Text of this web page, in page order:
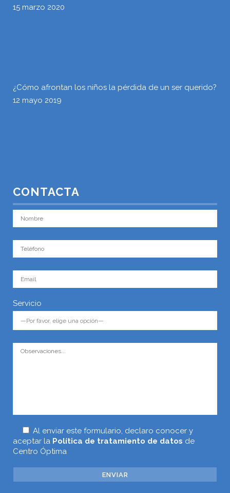
15 marzo 2020
¿Cómo afrontan los niños la pérdida de un ser querido?
12 mayo 2019
CONTACTA
Servicio
Al enviar este formulario, declaro conocer y
aceptar la Política de tratamiento de datos de
Centro Óptima